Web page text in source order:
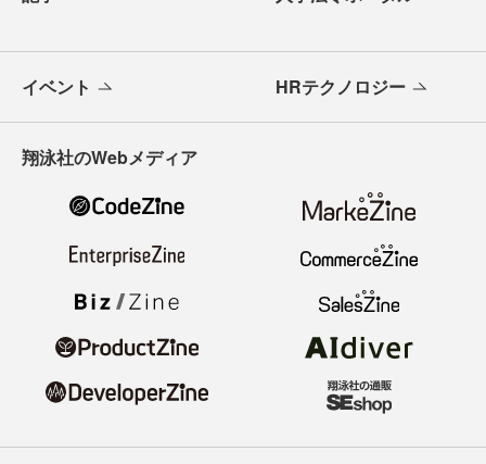
イベント HRテクノロジー
翔泳社のWebメディア